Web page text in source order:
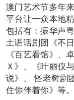
澳门艺术节多年
平台让一众本地
包括有：振华声
土语话剧团《不
《百艺看馆》、
Ｘ》、《叶丽仪
说》、 怪老树剧
住你伴着你》等。